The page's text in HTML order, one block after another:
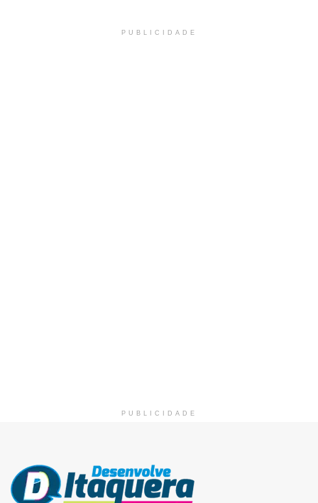
PUBLICIDADE
PUBLICIDADE